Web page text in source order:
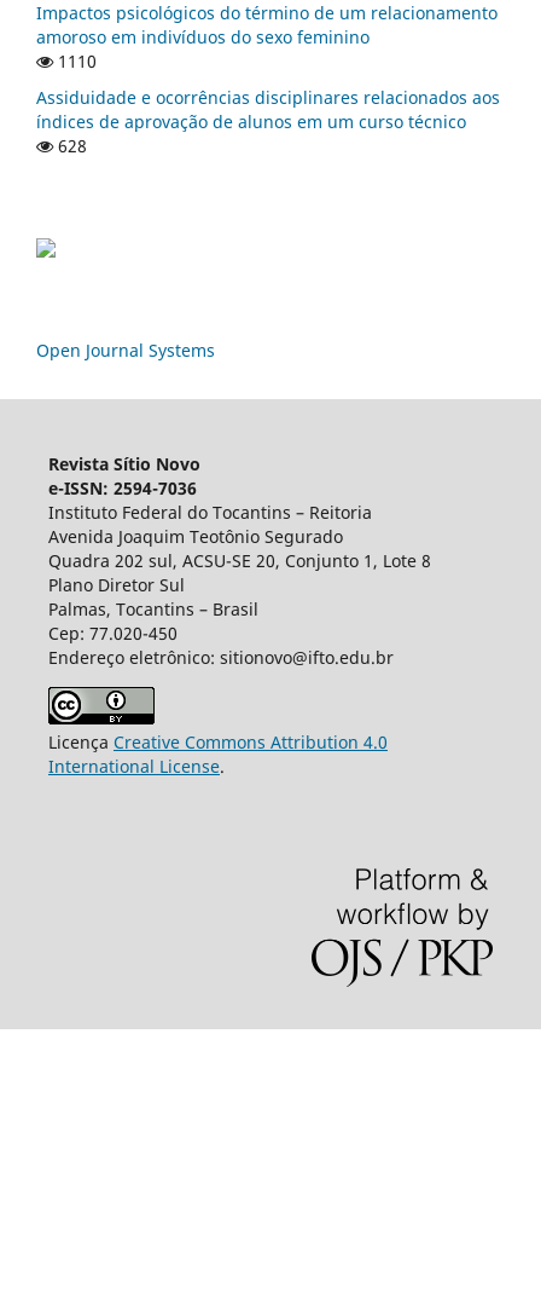
Impactos psicológicos do término de um relacionamento
amoroso em indivíduos do sexo feminino
1110
Assiduidade e ocorrências disciplinares relacionados aos
índices de aprovação de alunos em um curso técnico
628
Open Journal Systems
Revista Sítio Novo
e-ISSN: 2594-7036
Instituto Federal do Tocantins – Reitoria
Avenida Joaquim Teotônio Segurado
Quadra 202 sul, ACSU-SE 20, Conjunto 1, Lote 8
Plano Diretor Sul
Palmas, Tocantins – Brasil
Cep: 77.020-450
Endereço eletrônico: sitionovo@ifto.edu.br
Licença Creative Commons Attribution 4.0
International License.